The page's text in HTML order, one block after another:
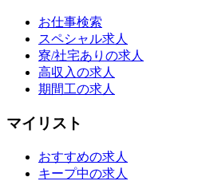
お仕事検索
スペシャル求人
寮/社宅ありの求人
高収入の求人
期間工の求人
マイリスト
おすすめの求人
キープ中の求人